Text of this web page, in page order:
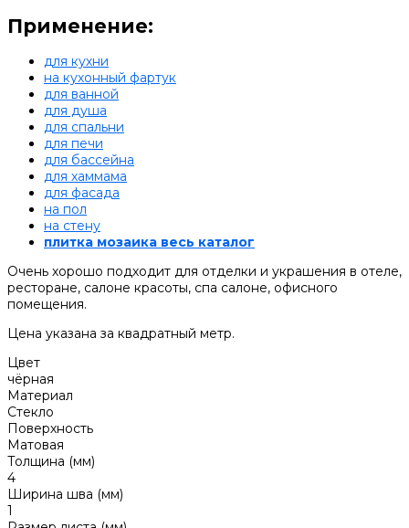
Применение:
для кухни
на кухонный фартук
для ванной
для душа
для спальни
для печи
для бассейна
для хаммама
для фасада
на пол
на стену
плитка мозаика весь каталог
Очень хорошо подходит для отделки и украшения в отеле,
ресторане, салоне красоты, спа салоне, офисного
помещения.
Цена указана за квадратный метр.
Цвет
чёрная
Материал
Стекло
Поверхность
Матовая
Толщина (мм)
4
Ширина шва (мм)
1